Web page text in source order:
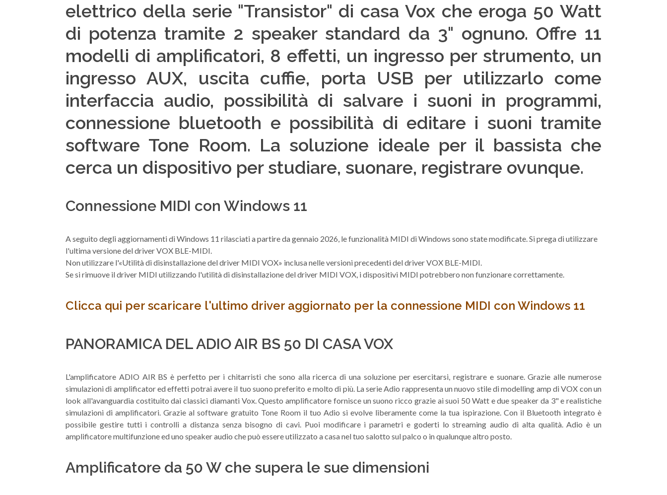
elettrico della serie "Transistor" di casa Vox che eroga 50 Watt
di potenza tramite 2 speaker standard da 3" ognuno. Offre 11
modelli di amplificatori, 8 effetti, un ingresso per strumento, un
ingresso AUX, uscita cuffie, porta USB per utilizzarlo come
interfaccia audio, possibilità di salvare i suoni in programmi,
connessione bluetooth e possibilità di editare i suoni tramite
software Tone Room. La soluzione ideale per il bassista che
cerca un dispositivo per studiare, suonare, registrare ovunque.
Connessione MIDI con Windows 11
A seguito degli aggiornamenti di Windows 11 rilasciati a partire da gennaio 2026, le funzionalità MIDI di Windows sono state modificate. Si prega di utilizzare
l'ultima versione del driver VOX BLE-MIDI.
Non utilizzare l'«Utilità di disinstallazione del driver MIDI VOX» inclusa nelle versioni precedenti del driver VOX BLE-MIDI.
Se si rimuove il driver MIDI utilizzando l'utilità di disinstallazione del driver MIDI VOX, i dispositivi MIDI potrebbero non funzionare correttamente.
Clicca qui per scaricare l'ultimo driver aggiornato per la connessione MIDI con Windows 11
PANORAMICA DEL ADIO AIR BS 50 DI CASA VOX
​L'amplificatore ADIO AIR BS è perfetto per i chitarristi che sono alla ricerca di una soluzione per esercitarsi, registrare e suonare. Grazie alle numerose
simulazioni di amplificator ed effetti potrai avere il tuo suono preferito e molto di più. La serie Adio rappresenta un nuovo stile di modelling amp di VOX con un
look all'avanguardia costituito dai classici diamanti Vox. Questo amplificatore fornisce un suono ricco grazie ai suoi 50 Watt e due speaker da 3" e realistiche
simulazioni di amplificatori. Grazie al software gratuito Tone Room il tuo Adio si evolve liberamente come la tua ispirazione. Con il Bluetooth integrato è
possibile gestire tutti i controlli a distanza senza bisogno di cavi. Puoi modificare i parametri e goderti lo streaming audio di alta qualità. Adio è un
amplificatore multifunzione ed uno speaker audio che può essere utilizzato a casa nel tuo salotto sul palco o in qualunque altro posto.
Amplificatore da 50 W che supera le sue dimensioni